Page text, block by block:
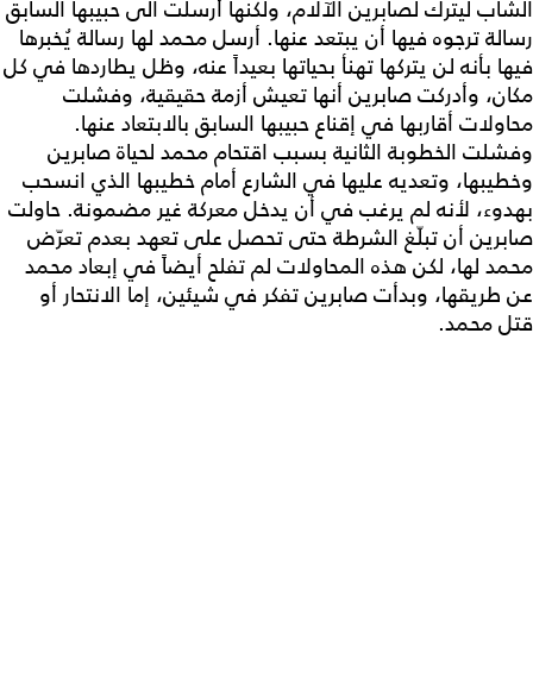
الشاب ليترك لصابرين الآلام، ولكنها أرسلت الى حبيبها السابق
رسالة ترجوه فيها أن يبتعد عنها. أرسل محمد لها رسالة يُخبرها
فيها بأنه لن يتركها تهنأ بحياتها بعيداً عنه، وظل يطاردها في كل
مكان، وأدركت صابرين أنها تعيش أزمة حقيقية، وفشلت
محاولات أقاربها في إقناع حبيبها السابق بالابتعاد عنها.
وفشلت الخطوبة الثانية بسبب اقتحام محمد لحياة صابرين
وخطيبها، وتعديه عليها في الشارع أمام خطيبها الذي انسحب
بهدوء، لأنه لم يرغب في أن يدخل معركة غير مضمونة. حاولت
صابرين أن تبلّغ الشرطة حتى تحصل على تعهد بعدم تعرّض
محمد لها، لكن هذه المحاولات لم تفلح أيضاً في إبعاد محمد
عن طريقها، وبدأت صابرين تفكر في شيئين، إما الانتحار أو
قتل محمد.